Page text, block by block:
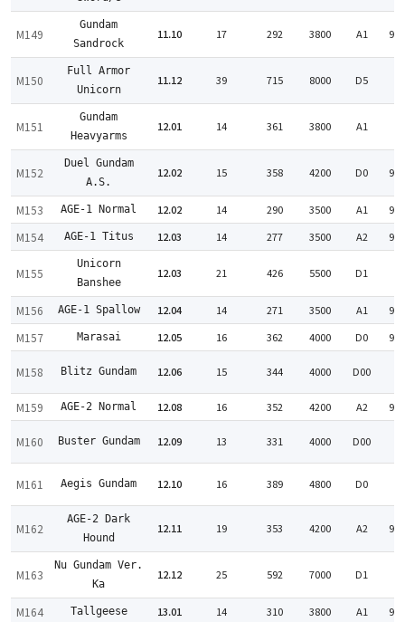
M149
Gundam
Sandrock
11.10 17 292 3800 A1 99
M150
Full Armor
Unicorn
11.12 39 715 8000 D5
M151
Gundam
Heavyarms
12.01 14 361 3800 A1
M152
Duel Gundam
A.S.
12.02 15 358 4200 D0 98
M153 AGE-1 Normal 12.02 14 290 3500 A1 99
M154 AGE-1 Titus 12.03 14 277 3500 A2 98
M155
Unicorn
Banshee
12.03 21 426 5500 D1
M156 AGE-1 Spallow 12.04 14 271 3500 A1 93
M157 Marasai 12.05 16 362 4000 D0 98
M158 Blitz Gundam 12.06 15 344 4000 D00
M159 AGE-2 Normal 12.08 16 352 4200 A2 94
M160 Buster Gundam 12.09 13 331 4000 D00
M161 Aegis Gundam 12.10 16 389 4800 D0
M162
AGE-2 Dark
Hound
12.11 19 353 4200 A2 94
M163
Nu Gundam Ver.
Ka
12.12 25 592 7000 D1
M164 Tallgeese 13.01 14 310 3800 A1 98